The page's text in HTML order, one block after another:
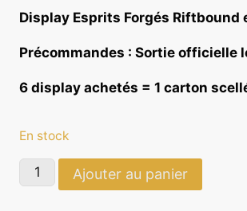
Display Esprits Forgés Riftbound
Précommandes : Sortie officielle
6 display achetés = 1 carton
En stock
quantité
de
Ajouter au panier